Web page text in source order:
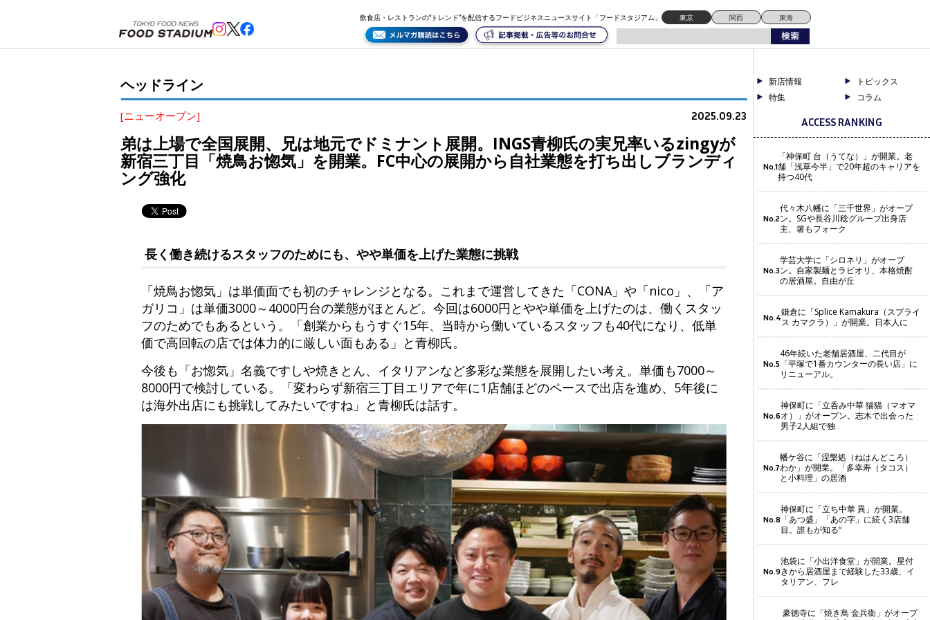
飲食店・レストランの“トレンド”を配信するフードビジネスニュースサイト「フードスタジアム」 東京 関西 東海
ヘッドライン
[ニューオープン] 2025.09.23
弟は上場で全国展開、兄は地元でドミナント展開。INGS青柳氏の実兄率いるzingyが
新宿三丁目「焼鳥お惚気」を開業。FC中心の展開から自社業態を打ち出しブランディ
ング強化
長く働き続けるスタッフのためにも、やや単価を上げた業態に挑戦
「焼鳥お惚気」は単価面でも初のチャレンジとなる。これまで運営してきた「CONA」や「nico」、「ア
ガリコ」は単価3000～4000円台の業態がほとんど。今回は6000円とやや単価を上げたのは、働くスタッ
フのためでもあるという。「創業からもうすぐ15年、当時から働いているスタッフも40代になり、低単
価で高回転の店では体力的に厳しい面もある」と青柳氏。
今後も「お惚気」名義ですしや焼きとん、イタリアンなど多彩な業態を展開したい考え。単価も7000～
8000円で検討している。「変わらず新宿三丁目エリアで年に1店舗ほどのペースで出店を進め、5年後に
は海外出店にも挑戦してみたいですね」と青柳氏は話す。
新店情報
トピックス
特集
コラム
ACCESS RANKING
No.1
「神保町 台（うてな）」が開業。老
舗「浅草今半」で20年超のキャリアを
持つ40代
No.2
代々木八幡に「三千世界」がオープ
ン。SGや長谷川稔グループ出身店
主、箸もフォーク
No.3
学芸大学に「シロネリ」がオープ
ン。自家製麺とラビオリ、本格焼酎
の居酒屋。自由が丘
No.4鎌倉に「Splice Kamakura（スプライ
ス カマクラ）」が開業。日本人に
No.5
46年続いた老舗居酒屋、二代目が
「平塚で1番カウンターの長い店」に
リニューアル。
No.6
神保町に「立呑み中華 猫猫（マオマ
オ）」がオープン。志木で出会った
男子2人組で独
No.7
幡ケ谷に「涅槃処（ねはんどころ）
わか」が開業。「多幸寿（タコス）
と小料理」の居酒
No.8
神保町に「立ち中華 異」が開業。
「あつ盛」「あの字」に続く3店舗
目。誰もが知る“
No.9
池袋に「小出洋食堂」が開業。星付
きから居酒屋まで経験した33歳、イ
タリアン、フレ
豪徳寺に「焼き鳥 金兵衛」がオープ